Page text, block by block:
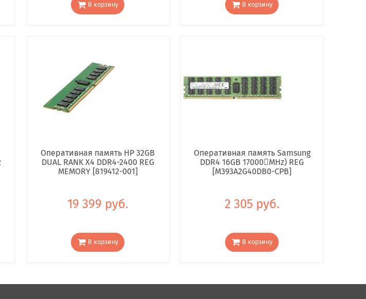
В корзину В корзину
Оперативная память HP 32GB
DUAL RANK X4 DDR4-2400 REG
MEMORY [819412-001]
19 399 руб.
В корзину
Оперативная память Samsung
DDR4 16GB 17000񢋕MHz) REG
[M393A2G40DB0-CPB]
2 305 руб.
В корзину